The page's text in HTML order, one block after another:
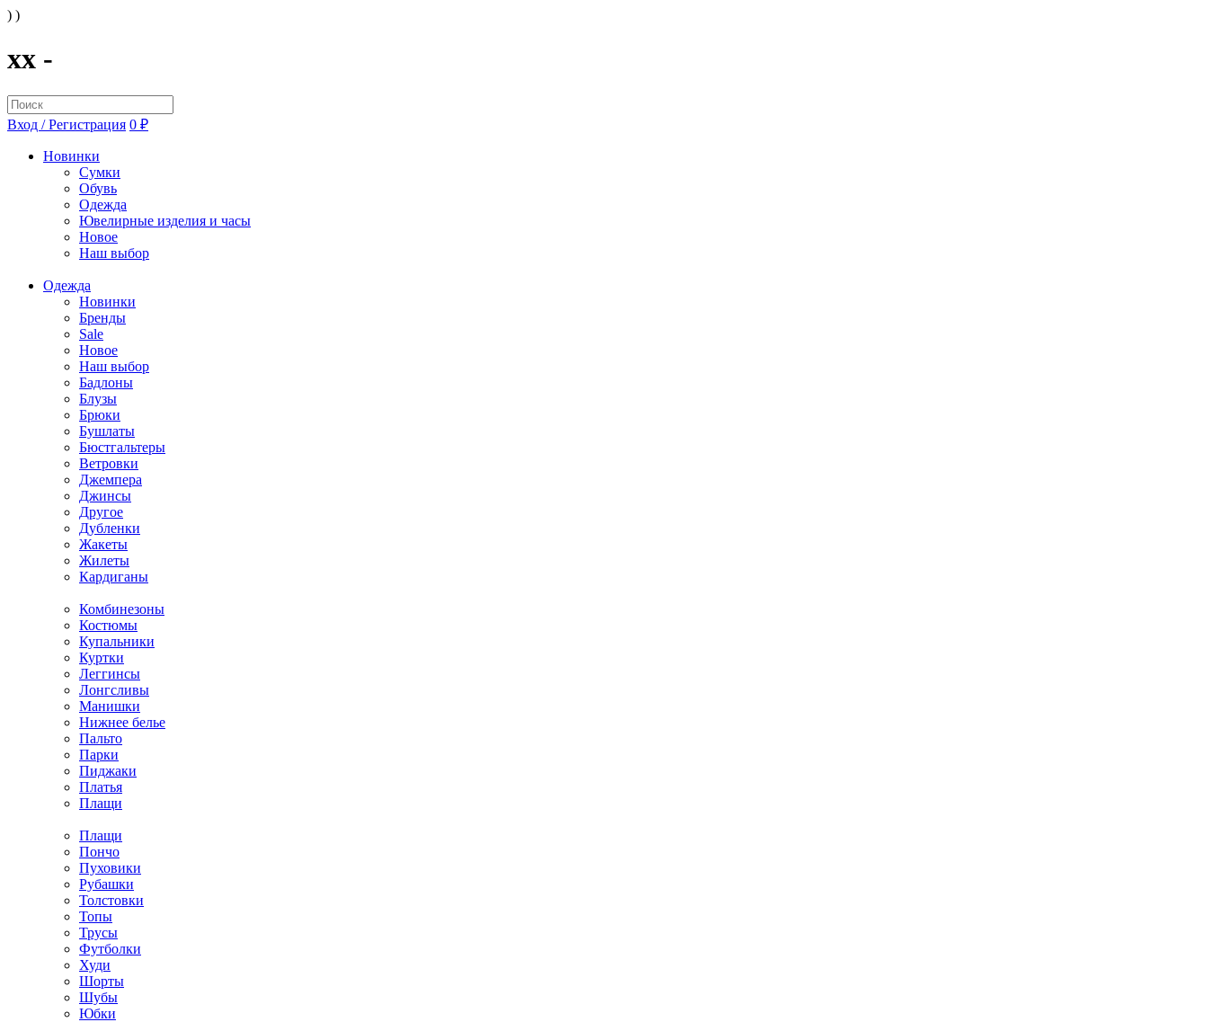
) )
xx -
Вход / Регистрация 0 ₽
Новинки
Сумки
Обувь
Одежда
Ювелирные изделия и часы
Новое
Наш выбор
Одежда
Новинки
Бренды
Sale
Новое
Наш выбор
Бадлоны
Блузы
Брюки
Бушлаты
Бюстгальтеры
Ветровки
Джемпера
Джинсы
Другое
Дубленки
Жакеты
Жилеты
Кардиганы
Комбинезоны
Костюмы
Купальники
Куртки
Леггинсы
Лонгсливы
Манишки
Нижнее белье
Пальто
Парки
Пиджаки
Платья
Плащи
Плащи
Пончо
Пуховики
Рубашки
Толстовки
Топы
Трусы
Футболки
Худи
Шорты
Шубы
Юбки